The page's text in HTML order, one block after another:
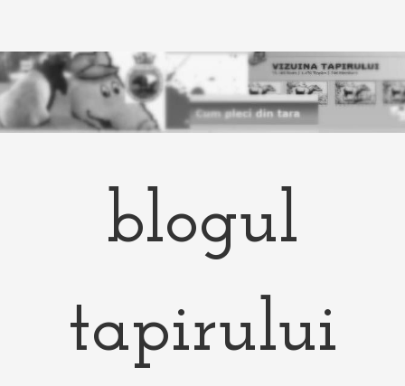
blogul
tapirului